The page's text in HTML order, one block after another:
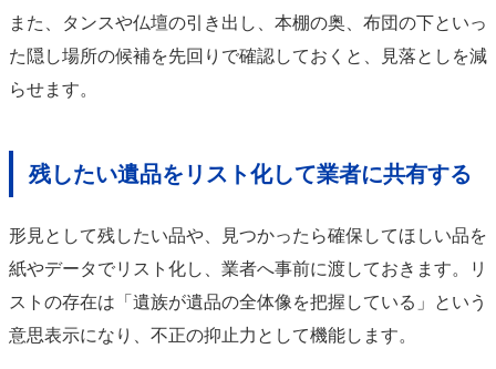
また、タンスや仏壇の引き出し、本棚の奥、布団の下といっ
た隠し場所の候補を先回りで確認しておくと、見落としを減
らせます。
残したい遺品をリスト化して業者に共有する
形見として残したい品や、見つかったら確保してほしい品を
紙やデータでリスト化し、業者へ事前に渡しておきます。リ
ストの存在は「遺族が遺品の全体像を把握している」という
意思表示になり、不正の抑止力として機能します。